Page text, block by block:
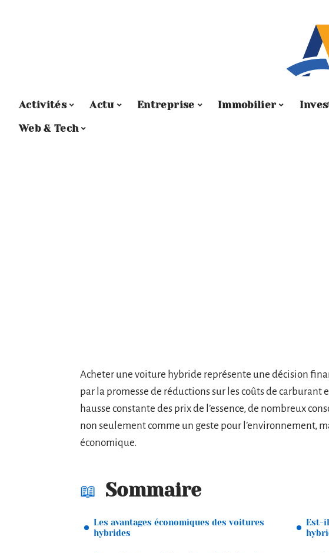
Activités Actu Entreprise Immobilier
Web & Tech
Acheter une voiture hybride représente une décision
par la promesse de réductions sur les coûts de carburant
hausse constante des prix de l’essence, de nombreux
non seulement comme un geste pour l’environnement,
économique.
Sommaire
Les avantages économiques des voitures
hybrides
Est-